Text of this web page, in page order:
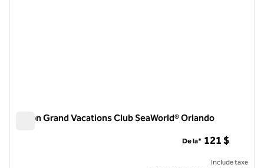
Hilton Grand Vacations Club SeaWorld® Orlando
De la* 121 $
Include taxe